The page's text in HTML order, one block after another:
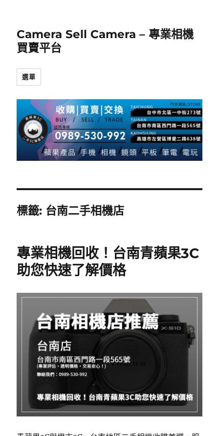
Camera Sell Camera – 專業相機
買賣平台
選單
標籤: 台南二手相機店
專業相機回收！台南青蘋果3C
助您快速了解價格